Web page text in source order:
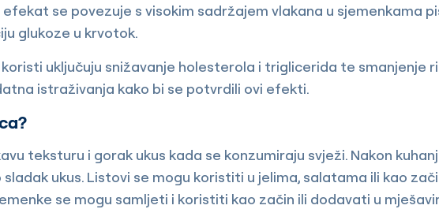
se povezuje s visokim sadržajem vlakana u sjemenkama
glukoze u krvotok.
uključuju snižavanje holesterola i triglicerida te smanjenje
istraživanja kako bi se potvrdili ovi efekti.
teksturu i gorak ukus kada se konzumiraju svježi. Nakon
ukus. Listovi se mogu koristiti u jelima, salatama ili kao
se mogu samljeti i koristiti kao začin ili dodavati u